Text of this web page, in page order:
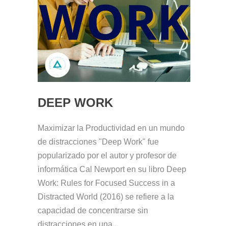
DEEP WORK
Maximizar la Productividad en un mundo
de distracciones "Deep Work" fue
popularizado por el autor y profesor de
informática Cal Newport en su libro Deep
Work: Rules for Focused Success in a
Distracted World (2016) se refiere a la
capacidad de concentrarse sin